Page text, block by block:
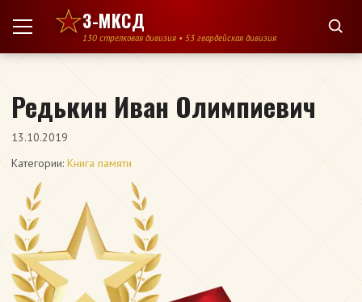
Перейти к содержимому
3-МКСД
130 стрелковая дивизия • 53 гвардейская дивизия
Редькин Иван Олимпиевич
13.10.2019
Категории: Книга памяти